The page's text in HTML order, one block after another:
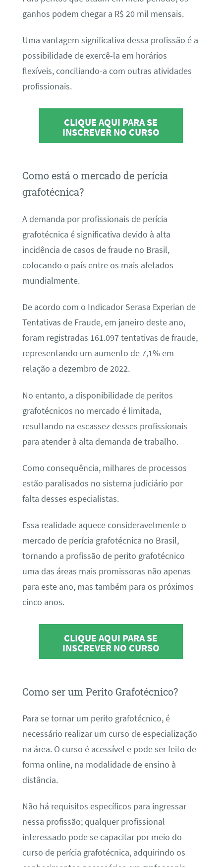
ganhos podem chegar a R$ 20 mil mensais.
Uma vantagem significativa dessa profissão é a
possibilidade de exercê-la em horários
flexíveis, conciliando-a com outras atividades
profissionais.
CLIQUE AQUI PARA SE
INSCREVER NO CURSO
Como está o mercado de perícia
grafotécnica?
A demanda por profissionais de perícia
grafotécnica é significativa devido à alta
incidência de casos de fraude no Brasil,
colocando o país entre os mais afetados
mundialmente.
De acordo com o Indicador Serasa Experian de
Tentativas de Fraude, em janeiro deste ano,
foram registradas 161.097 tentativas de fraude,
representando um aumento de 7,1% em
relação a dezembro de 2022.
No entanto, a disponibilidade de peritos
grafotécnicos no mercado é limitada,
resultando na escassez desses profissionais
para atender à alta demanda de trabalho.
Como consequência, milhares de processos
estão paralisados no sistema judiciário por
falta desses especialistas.
Essa realidade aquece consideravelmente o
mercado de perícia grafotécnica no Brasil,
tornando a profissão de perito grafotécnico
uma das áreas mais promissoras não apenas
para este ano, mas também para os próximos
cinco anos.
CLIQUE AQUI PARA SE
INSCREVER NO CURSO
Como ser um Perito Grafotécnico?
Para se tornar um perito grafotécnico, é
necessário realizar um curso de especialização
na área. O curso é acessível e pode ser feito de
forma online, na modalidade de ensino à
distância.
Não há requisitos específicos para ingressar
nessa profissão; qualquer profissional
interessado pode se capacitar por meio do
curso de perícia grafotécnica, adquirindo os